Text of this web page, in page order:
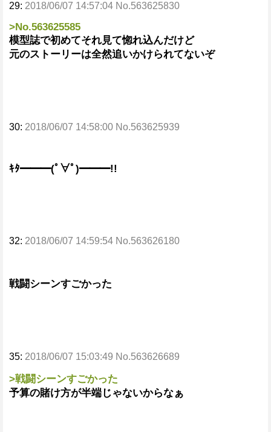
29: 2018/06/07 14:57:04 No.563625830
>No.563625585
模型誌で初めてそれ見て惚れ込んだけど
元のストーリーは全然追いかけられてないぞ
30: 2018/06/07 14:58:00 No.563625939
ｷﾀ━━━(ﾟ∀ﾟ)━━━!!
32: 2018/06/07 14:59:54 No.563626180
戦闘シーンすごかった
35: 2018/06/07 15:03:49 No.563626689
>戦闘シーンすごかった
予算の賭け方が半端じゃないからなぁ